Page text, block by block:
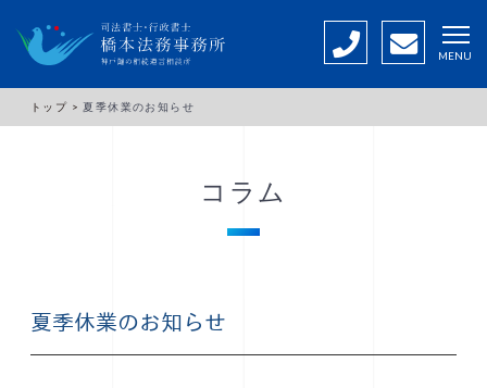
MENU
トップ >夏季休業のお知らせ
コラム
夏季休業のお知らせ